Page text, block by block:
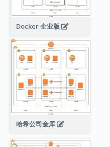
Docker 企业版
哈希公司金库